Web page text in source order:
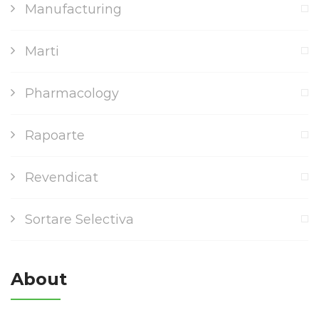
Manufacturing
Marti
Pharmacology
Rapoarte
Revendicat
Sortare Selectiva
About